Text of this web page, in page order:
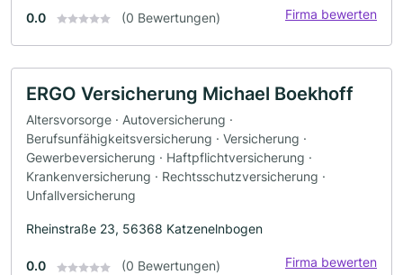
0.0 (0 Bewertungen) Firma bewerten
ERGO Versicherung Michael Boekhoff
Altersvorsorge · Autoversicherung ·
Berufsunfähigkeitsversicherung · Versicherung ·
Gewerbeversicherung · Haftpflichtversicherung ·
Krankenversicherung · Rechtsschutzversicherung ·
Unfallversicherung
Rheinstraße 23, 56368 Katzenelnbogen
0.0 (0 Bewertungen) Firma bewerten